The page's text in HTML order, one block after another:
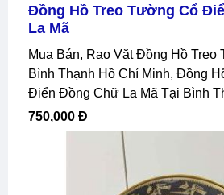
Đồng Hồ Treo Tường Cổ
La Mã
Mua Bán, Rao Vặt Đồng Hồ Treo Tường Đẹp Cũ
Bình Thạnh Hồ Chí Minh, Đồng
Điển Đồng Chữ La Mã Tại Bình
750,000 Đ